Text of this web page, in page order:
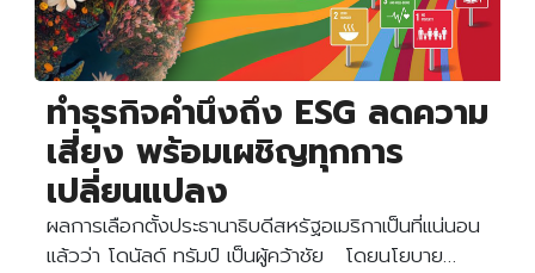
ทำธุรกิจคำนึงถึง ESG ลดความ
เสี่ยง พร้อมเผชิญทุกการ
เปลี่ยนแปลง
ผลการเลือกตั้งประธานาธิบดีสหรัฐอเมริกาเป็นที่แน่นอน
แล้วว่า โดนัลด์ ทรัมป์ เป็นผู้คว้าชัย โดยนโยบาย…